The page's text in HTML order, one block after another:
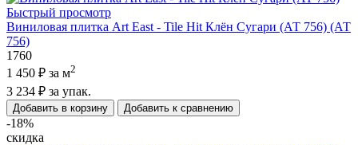
Быстрый просмотр
Виниловая плитка Art East - Tile Hit Клён Сугари (АТ 756) (АТ
756)
1760
1 450 ₽ за м2
3 234 ₽ за упак.
Добавить в корзину Добавить к сравнению
-18%
скидка